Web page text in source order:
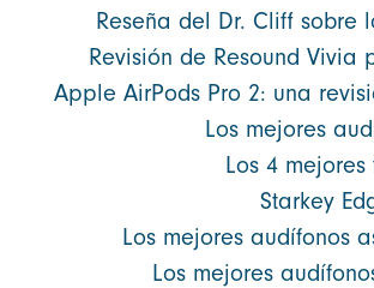
Reseña del Dr. Cliff
Revisión de Resound
Apple AirPods Pro 2: una
Los mejores
Los 4
Starkey
Los mejores audífonos
Los mejores